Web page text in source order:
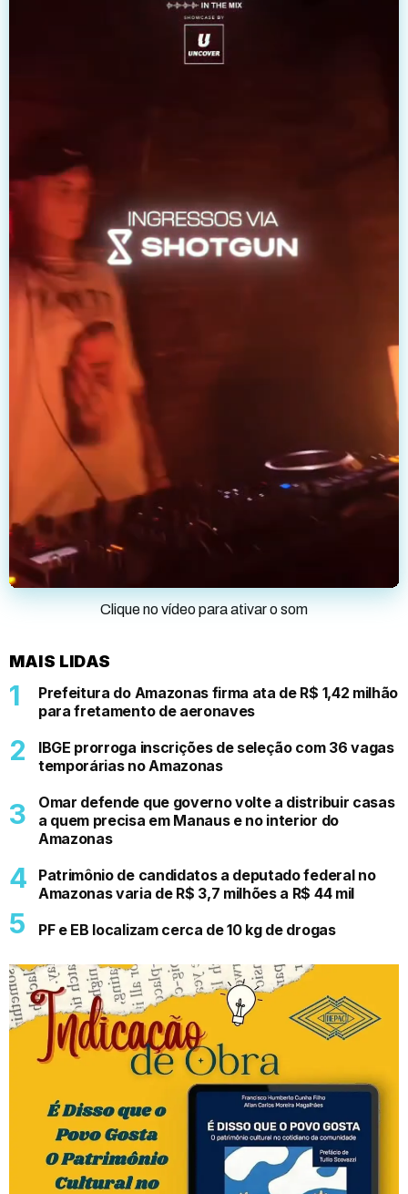
Clique no vídeo para ativar o som
MAIS LIDAS
Prefeitura do Amazonas firma ata de R$ 1,42 milhão
para fretamento de aeronaves
IBGE prorroga inscrições de seleção com 36 vagas
temporárias no Amazonas
Omar defende que governo volte a distribuir casas
a quem precisa em Manaus e no interior do
Amazonas
Patrimônio de candidatos a deputado federal no
Amazonas varia de R$ 3,7 milhões a R$ 44 mil
PF e EB localizam cerca de 10 kg de drogas